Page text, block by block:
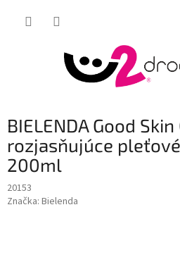
BIELENDA Good
rozjasňujúce
200ml
20153
Značka: Bielenda